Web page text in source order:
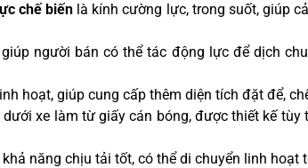
chế biến là kính cường lực, trong suốt, giúp
giúp người bán có thể tác động lực để dịch
hoạt, giúp cung cấp thêm diện tích đặt để,
xe làm từ giấy cán bóng, được thiết kế
khả năng chịu tải tốt, có thể di chuyển linh